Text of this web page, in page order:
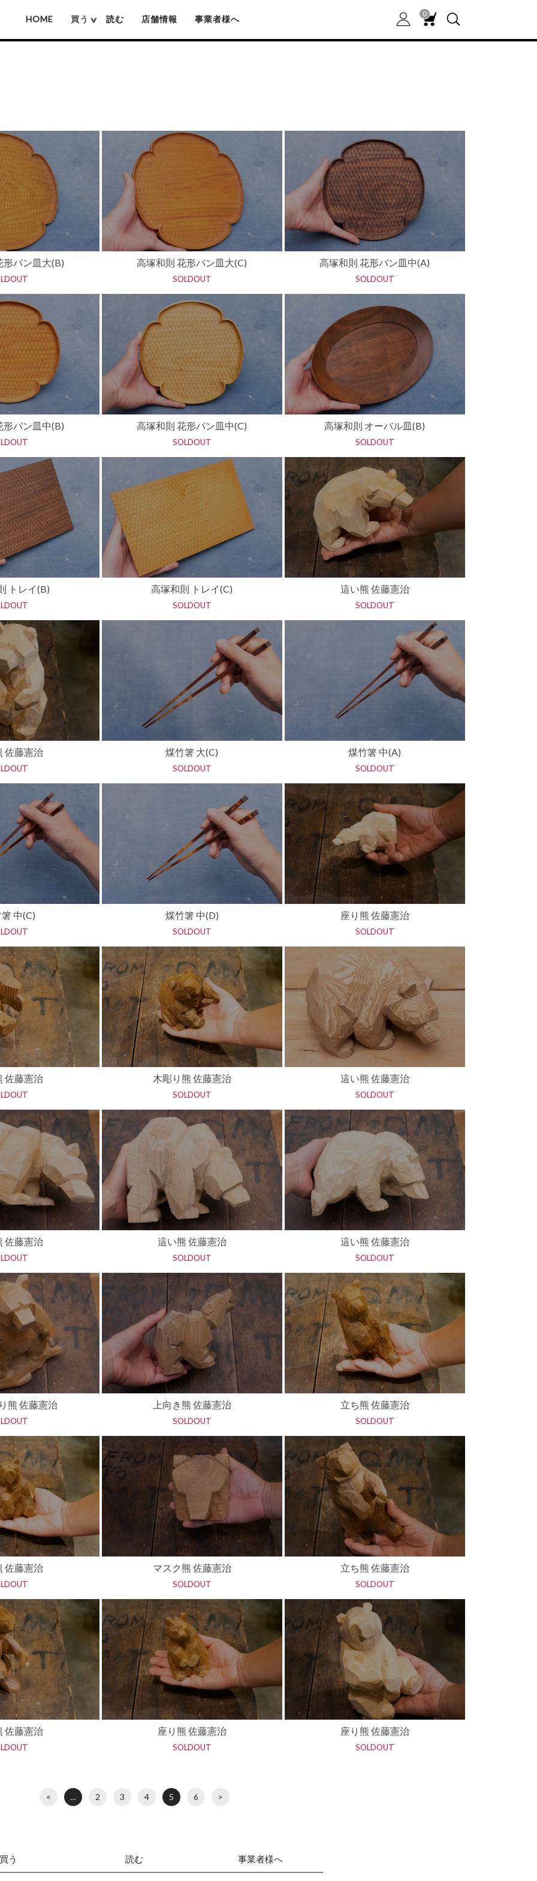
0
HOME 買う
池城拓真
池本惣一
岡本芳久
いずみ窯 島袋工房
工房マチヒコ
齋藤十郎
菅原謙
陶藝玉城
中尾万作
樋山真弓
深貝工房
牧谷窯
山田真萬
横井佳乃
賀上隼敬(木彫り熊)
難波行秀(木工)
高塚和則(木工)
松本寛司(木工)
吉原信治郎(銅器)
弁当箱
読む 店舗情報 事業者様へ
形パン皿大(B) 高塚和則 花形パン皿大(C)
SOLDOUT
高塚和則 花形パン皿中(A)
SOLDOUT
形パン皿中(B) 高塚和則 花形パン皿中(C)
SOLDOUT
高塚和則 オーバル皿(B)
SOLDOUT
トレイ(B) 高塚和則 トレイ(C)
SOLDOUT
這い熊 佐藤憲治
SOLDOUT
佐藤憲治 煤竹箸 大(C)
SOLDOUT
煤竹箸 中(A)
SOLDOUT
中(C) 煤竹箸 中(D)
SOLDOUT
座り熊 佐藤憲治
SOLDOUT
佐藤憲治 木彫り熊 佐藤憲治
SOLDOUT
這い熊 佐藤憲治
SOLDOUT
佐藤憲治 這い熊 佐藤憲治
SOLDOUT
這い熊 佐藤憲治
SOLDOUT
熊 佐藤憲治 上向き熊 佐藤憲治
SOLDOUT
立ち熊 佐藤憲治
SOLDOUT
佐藤憲治 マスク熊 佐藤憲治
SOLDOUT
立ち熊 佐藤憲治
SOLDOUT
佐藤憲治 座り熊 佐藤憲治
SOLDOUT
座り熊 佐藤憲治
SOLDOUT
< … 2 3 4 5 6 >
買う 読む 事業者様へ